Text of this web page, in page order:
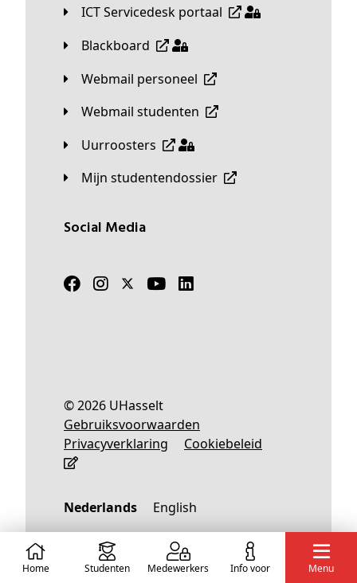
ICT Servicedesk portaal
Blackboard
Webmail personeel
Webmail studenten
Uurroosters
Mijn studentendossier
Social Media
© 2026 UHasselt
Gebruiksvoorwaarden
Privacyverklaring
Cookiebeleid
Nederlands English
Home Studenten Medewerkers info voor Menu